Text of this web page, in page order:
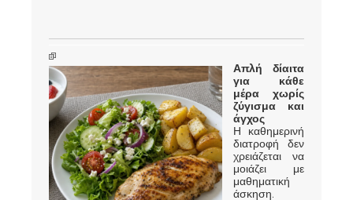
Απλή δίαιτα
για κάθε
μέρα χωρίς
ζύγισμα και
άγχος
Η καθημερινή
διατροφή δεν
χρειάζεται να
μοιάζει με
μαθηματική
άσκηση.